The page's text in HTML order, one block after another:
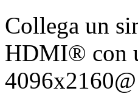
Collega un
HDMI® con